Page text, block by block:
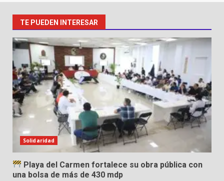
TE PUEDEN INTERESAR
Solidaridad
Playa del Carmen fortalece su obra pública con
una bolsa de más de 430 mdp